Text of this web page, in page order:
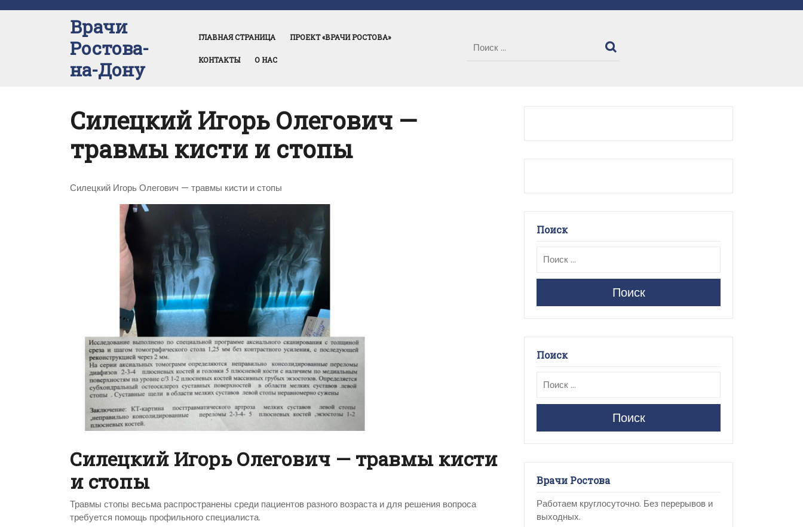
Врачи
Ростова-
на-Дону
ГЛАВНАЯ СТРАНИЦА ПРОЕКТ «ВРАЧИ РОСТОВА»
КОНТАКТЫ О НАС
Силецкий Игорь Олегович —
травмы кисти и стопы
Силецкий Игорь Олегович — травмы кисти и стопы
Силецкий Игорь Олегович — травмы кисти
и стопы
Травмы стопы весьма распространены среди пациентов разного возраста и для решения вопроса
требуется помощь профильного специалиста.
Поиск
Поиск
Поиск
Поиск
Врачи Ростова
Работаем круглосуточно. Без перерывов и
выходных.